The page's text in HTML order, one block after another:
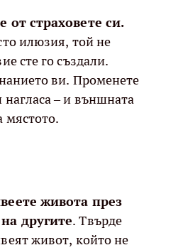
от страховете си.
илюзия, той не
сте го създали.
ви. Променете
– и външната
мястото.
живота през
другите. Твърде
живот, който не